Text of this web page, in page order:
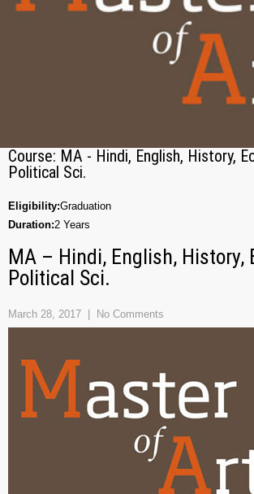
Course: MA - Hindi, English, History,
Political Sci.
Eligibility:Graduation
Duration:2 Years
MA – Hindi, English, History,
Political Sci.
March 28, 2017 | No Comments